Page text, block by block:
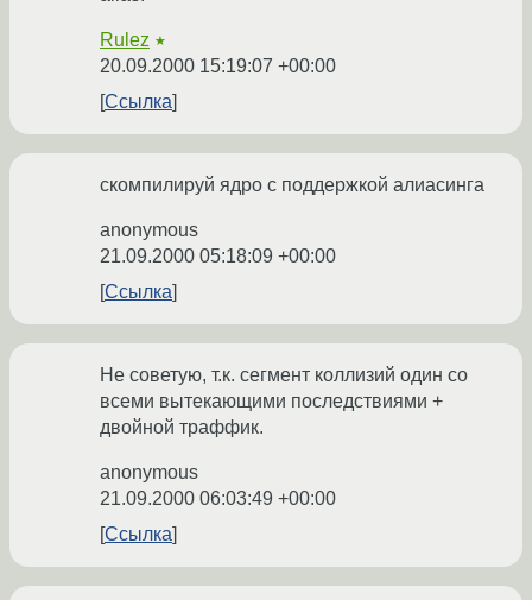
Rulez ★
20.09.2000 15:19:07 +00:00
Ссылка
скомпилируй ядро с поддержкой алиасинга
anonymous
21.09.2000 05:18:09 +00:00
Ссылка
Не советую, т.к. сегмент коллизий один со
всеми вытекающими последствиями +
двойной траффик.
anonymous
21.09.2000 06:03:49 +00:00
Ссылка